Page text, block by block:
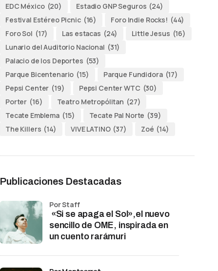
EDC México (20) Estadio GNP Seguros (24)
Festival Estéreo Picnic (16) Foro Indie Rocks! (44)
Foro Sol (17) Las estacas (24) Little Jesus (16)
Lunario del Auditorio Nacional (31)
Palacio de los Deportes (53)
Parque Bicentenario (15) Parque Fundidora (17)
Pepsi Center (19) Pepsi Center WTC (30)
Porter (16) Teatro Metropólitan (27)
Tecate Emblema (15) Tecate Pal Norte (39)
The Killers (14) VIVE LATINO (37) Zoé (14)
Publicaciones Destacadas
«Si se apaga el Sol»,el nuevo
sencillo de OME, inspirada en
un cuento rarámuri
por Staff